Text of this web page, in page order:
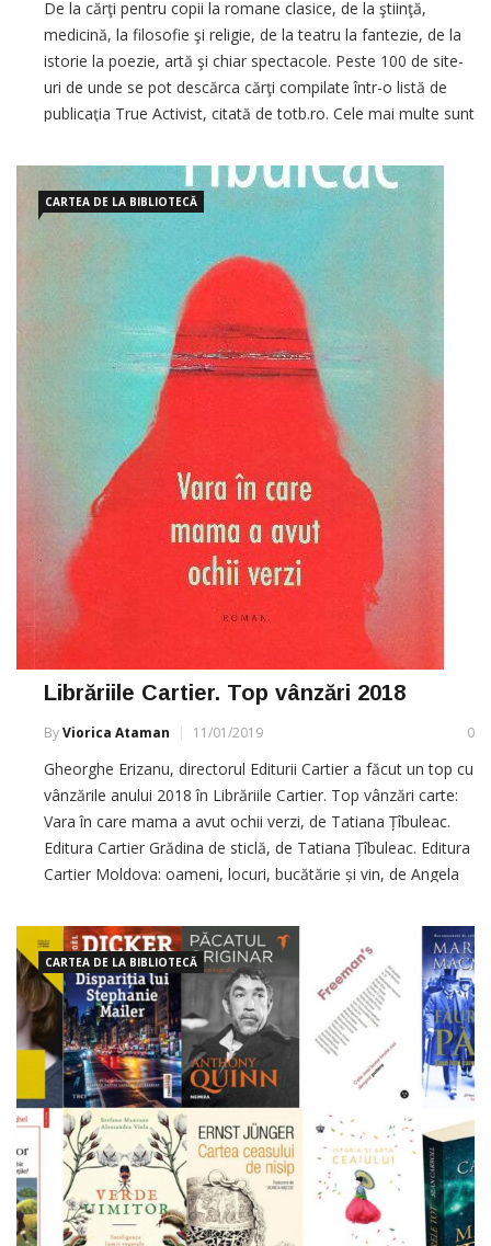
De la cărţi pentru copii la romane clasice, de la ştiinţă,
medicină, la filosofie şi religie, de la teatru la fantezie, de la
istorie la poezie, artă şi chiar spectacole. Peste 100 de site-
uri de unde se pot descărca cărţi compilate într-o listă de
publicaţia True Activist, citată de totb.ro. Cele mai multe sunt
CARTEA DE LA BIBLIOTECĂ
Librăriile Cartier. Top vânzări 2018
ByViorica Ataman 11/01/2019 0
Gheorghe Erizanu, directorul Editurii Cartier a făcut un top cu
vânzările anului 2018 în Librăriile Cartier. Top vânzări carte:
Vara în care mama a avut ochii verzi, de Tatiana Țîbuleac.
Editura Cartier Grădina de sticlă, de Tatiana Țîbuleac. Editura
Cartier Moldova: oameni, locuri, bucătărie și vin, de Angela
CARTEA DE LA BIBLIOTECĂ